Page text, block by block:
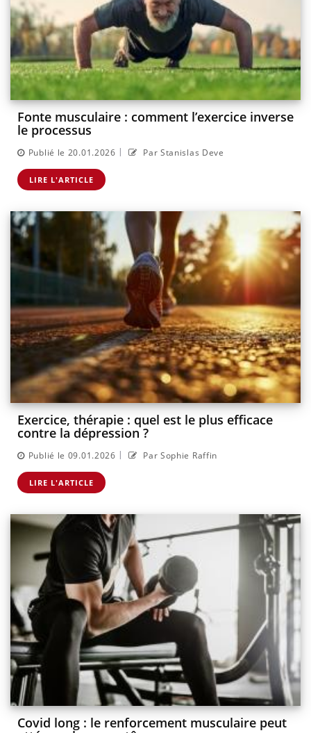
Fonte musculaire : comment l’exercice inverse
le processus
Publié le 20.01.2026 | Par Stanislas Deve
LIRE L'ARTICLE
Exercice, thérapie : quel est le plus efficace
contre la dépression ?
Publié le 09.01.2026 | Par Sophie Raffin
LIRE L'ARTICLE
Covid long : le renforcement musculaire peut